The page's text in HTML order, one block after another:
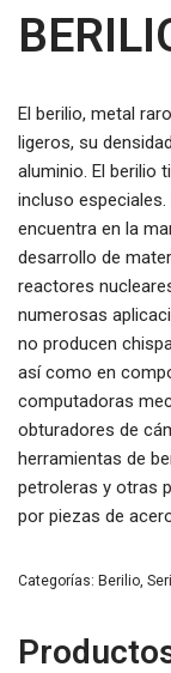
El berilio, metal
ligeros, su
aluminio. El berilio
incluso
encuentra en la
desarrollo de
reactores
numerosas
no producen
así como en
computadoras
obturadores de
herramientas de
petroleras y otras
por piezas de
Categorías: Berilio,